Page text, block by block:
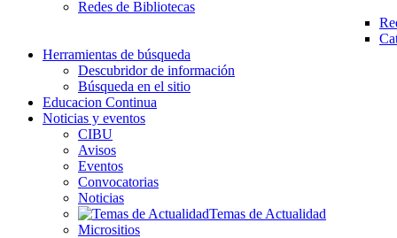
Redes de Bibliotecas
Herramientas de búsqueda
Descubridor de información
Búsqueda en el sitio
Educacion Continua
Noticias y eventos
CIBU
Avisos
Eventos
Convocatorias
Noticias
Temas de Actualidad
Micrositios